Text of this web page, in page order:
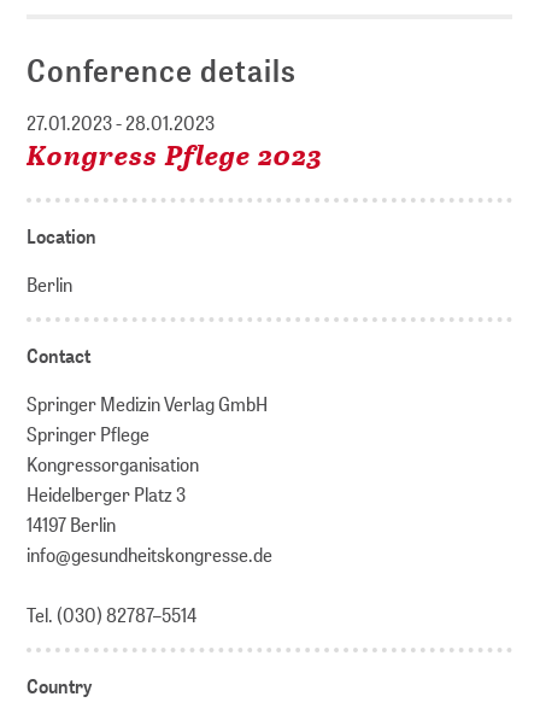
Conference details
27.01.2023 - 28.01.2023
Kongress Pflege 2023
Location
Berlin
Contact
Springer Medizin Verlag GmbH
Springer Pflege
Kongressorganisation
Heidelberger Platz 3
14197 Berlin
info@gesundheitskongresse.de
Tel. (030) 82787–5514
Country